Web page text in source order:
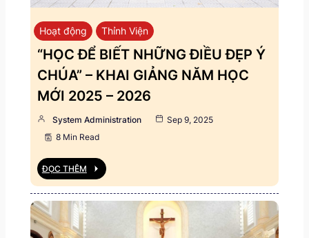
Hoạt động Thỉnh Viện
“HỌC ĐỂ BIẾT NHỮNG ĐIỀU ĐẸP Ý
CHÚA” – KHAI GIẢNG NĂM HỌC
MỚI 2025 – 2026
System Administration
Sep 9, 2025
8 Min Read
ĐỌC THÊM